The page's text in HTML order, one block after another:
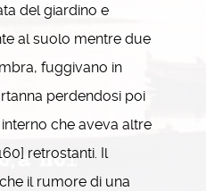
del giardino e
al suolo mentre due
fuggivano in
perdendosi poi
che aveva altre
retrostanti. Il
il rumore di una